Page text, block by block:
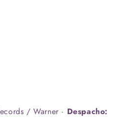
/ Warner · Despacho: